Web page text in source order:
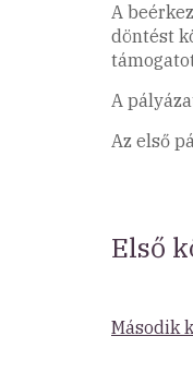
A
döntést
A
Az első
Első
Második